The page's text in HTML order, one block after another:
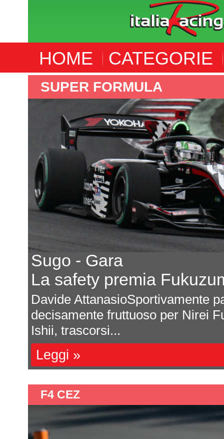
HOME CATEGORIE
SUPER FORMULA
Sugo - Gara
La safety premia
Davide AttanasioSportivamente
decisamente fruttuoso per Nirei
Ishii, trascorsi...
Leggi »
F4 CEZ